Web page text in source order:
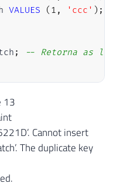
VALUES ( 1 , 'ccc' ) ;
;
-- Retorna as
13
Cannot insert
The duplicate key